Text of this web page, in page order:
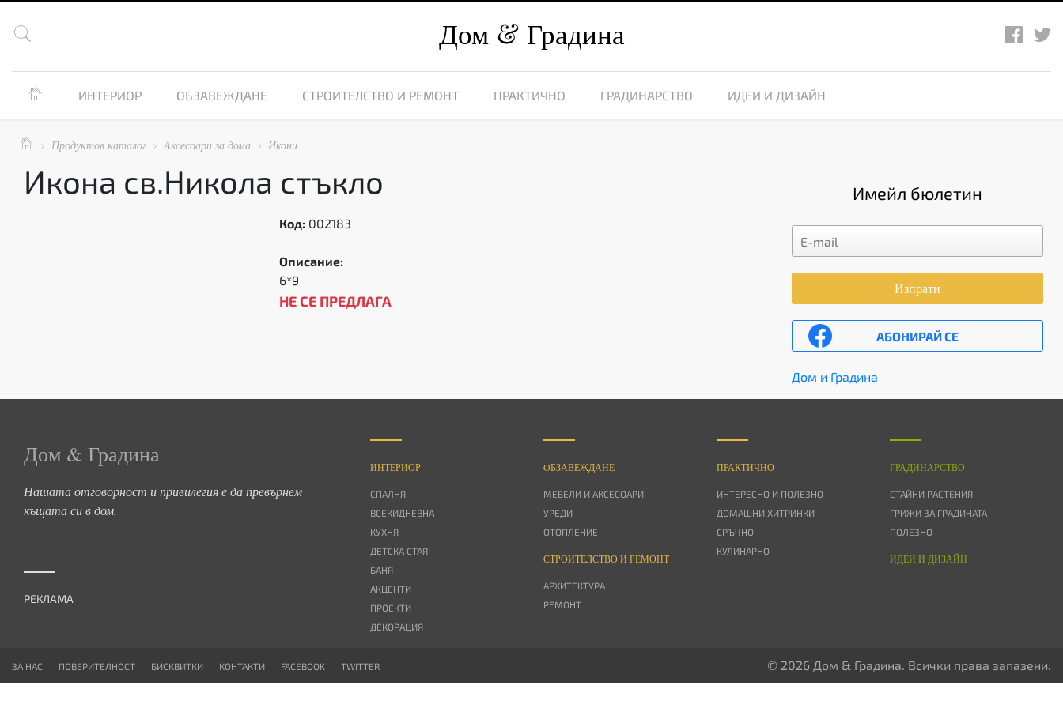
 Дом Градина
 ИНТЕРИОР ОБЗАВЕЖДАНЕ СТРОИТЕЛСТВО И РЕМОНТ ПРАКТИЧНО ГРАДИНАРСТВО ИДЕИ И ДИЗАЙН
  Продуктов каталог  Аксесоари за дома  Икони
Икона св.Никола стъкло
Код: 002183
Описание:
6*9
НЕ СЕ ПРЕДЛАГА
Имейл бюлетин
Изпрати
АБОНИРАЙ СЕ
Дом и Градина
Дом & Градина
Нашата отговорност и привилегия е да превърнем
къщата си в дом.
РЕКЛАМА
ИНТЕРИОР
СПАЛНЯ
ВСЕКИДНЕВНА
КУХНЯ
ДЕТСКА СТАЯ
БАНЯ
АКЦЕНТИ
ПРОЕКТИ
ДЕКОРАЦИЯ
OБЗАВЕЖДАНЕ
МЕБЕЛИ И АКСЕСОАРИ
УРЕДИ
ОТОПЛЕНИЕ
СТРОИТЕЛСТВО И РЕМОНТ
АРХИТЕКТУРА
РЕМОНТ
ПРАКТИЧНО
ИНТЕРЕСНО И ПОЛЕЗНО
ДОМАШНИ ХИТРИНКИ
СРЪЧНО
КУЛИНАРНО
ГРАДИНАРСТВО
СТАЙНИ РАСТЕНИЯ
ГРИЖИ ЗА ГРАДИНАТА
ПОЛЕЗНО
ИДЕИ И ДИЗАЙН
ЗА НАС ПОВЕРИТЕЛНОСТ БИСКВИТКИ КОНТАКТИ FACEBOOK TWITTER © 2026 Дом & Градина. Всички права запазени.